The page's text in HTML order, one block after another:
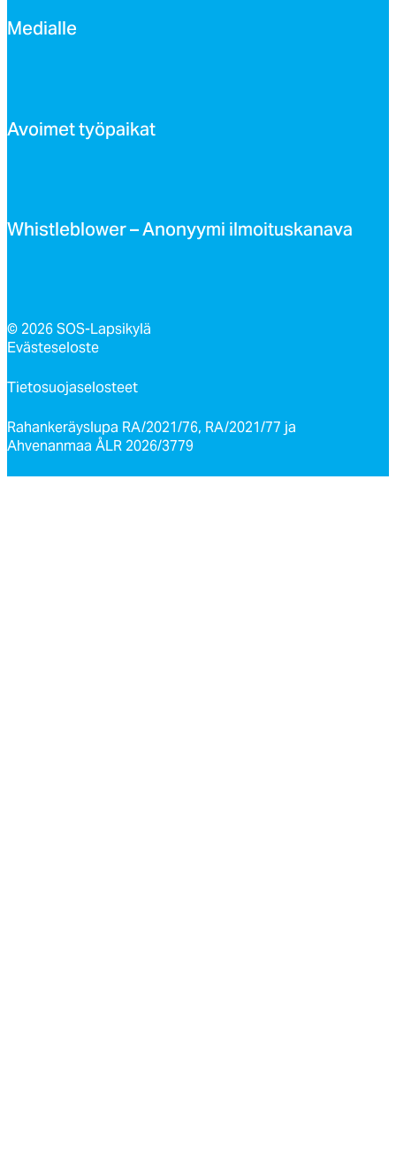
Me­dial­le
Avoi­met työ­pai­kat
Whist­leb­lo­wer – Ano­nyy­mi il­moi­tus­ka­na­va
© 2026 SOS-Lapsikylä
Evästeseloste
Tietosuojaselosteet
Rahankeräyslupa RA/2021/76, RA/2021/77 ja
Ahvenanmaa ÅLR 2026/3779